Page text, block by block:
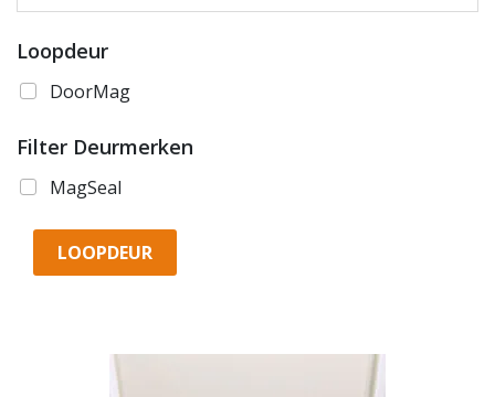
Loopdeur
DoorMag
Filter Deurmerken
MagSeal
LOOPDEUR